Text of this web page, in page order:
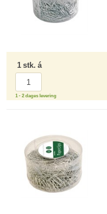
1 stk. á
1 - 2 dages levering